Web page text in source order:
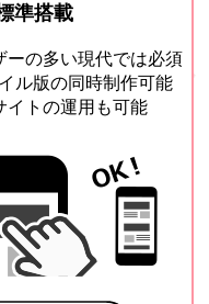
準搭載
ーの多い現代では必須
ル版の同時制作可能
イトの運用も可能